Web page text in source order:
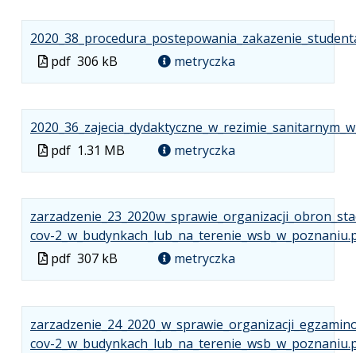
Plik
w
pdf 306 kB metryczka
Plik
w
pdf 1.31 MB metryczka
cov-
Plik
w
pdf 307 kB metryczka
cov-